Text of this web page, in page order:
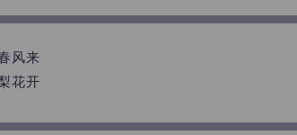
风来
花开